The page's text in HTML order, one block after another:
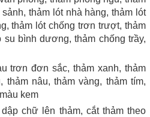
thảm lót nhà hàng, thảm lót
thảm lót chống trơn trượt, thảm
bình dương, thảm chống trầy,
trơn đơn sắc, thảm xanh, thảm
thảm nâu, thảm vàng, thảm tím,
kem
chữ lên thảm, cắt thảm theo